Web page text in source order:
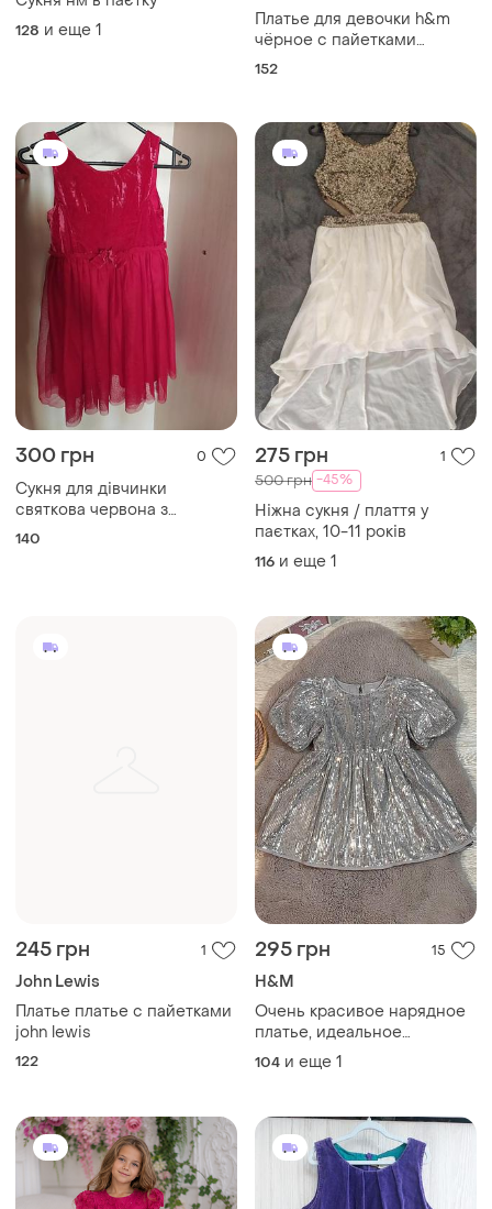
128 и еще 1
Платье для девочки h&m
чёрное с пайетками
тюлевая юбка 152 фатин без
152
300 грн 0
Сукня для дівчинки
святкова червона з
паєтками та фатином
140
275 грн 1
500 грн -45%
Ніжна сукня / плаття у
паєтках, 10-11 років
116 и еще 1
245 грн 1
John Lewis
Платье платье с пайетками
john lewis
122
295 грн 15
H&M
Очень красивое нарядное
платье, идеальное
состояние
104 и еще 1